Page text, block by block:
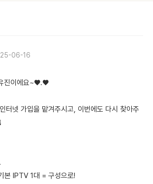
06-16
진이에요~♥.♥
터넷 가입을 맡겨주시고, 이번에도 다시 찾아주
본 IPTV 1대 = 구성으로!